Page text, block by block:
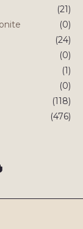
(21)
(0)
(24)
(0)
(1)
(0)
(118)
(476)